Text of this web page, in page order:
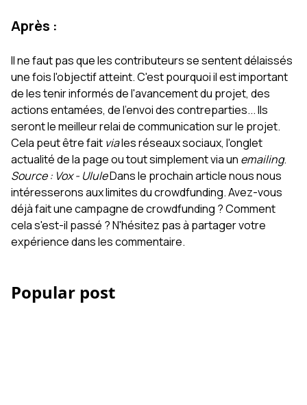
Après :
Il ne faut pas que les contributeurs se sentent délaissés
une fois l'objectif atteint. C'est pourquoi il est important
de les tenir informés de l'avancement du projet, des
actions entamées, de l'envoi des contreparties... Ils
seront le meilleur relai de communication sur le projet.
Cela peut être fait viales réseaux sociaux, l'onglet
actualité de la page ou tout simplement via un emailing.
Source : Vox - UluleDans le prochain article nous nous
intéresserons aux limites du crowdfunding. Avez-vous
déjà fait une campagne de crowdfunding ? Comment
cela s'est-il passé ? N'hésitez pas à partager votre
expérience dans les commentaire.
Popular post